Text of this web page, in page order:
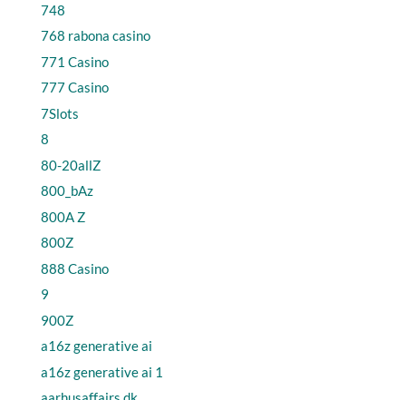
748
768 rabona casino
771 Casino
777 Casino
7Slots
8
80-20allZ
800_bAz
800A Z
800Z
888 Casino
9
900Z
a16z generative ai
a16z generative ai 1